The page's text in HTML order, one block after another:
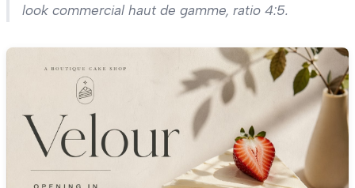
look commercial haut de gamme, ratio 4:5.